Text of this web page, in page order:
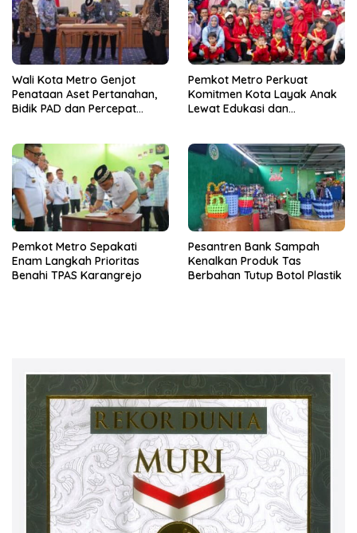
Wali Kota Metro Genjot
Penataan Aset Pertanahan,
Bidik PAD dan Percepat
Pemkot Metro Perkuat
Komitmen Kota Layak Anak
Lewat Edukasi dan
Pemkot Metro Sepakati
Enam Langkah Prioritas
Benahi TPAS Karangrejo
Pesantren Bank Sampah
Kenalkan Produk Tas
Berbahan Tutup Botol Plastik